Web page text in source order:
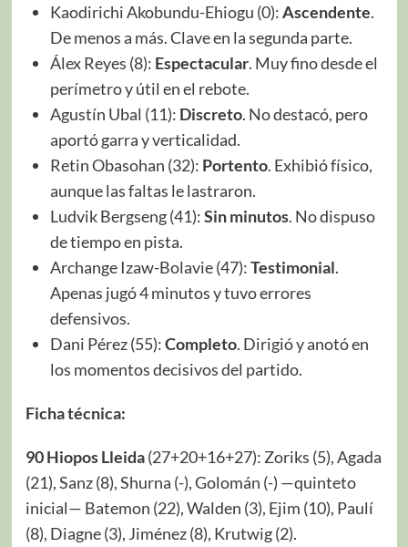
Kaodirichi Akobundu-Ehiogu (0):Ascendente.
De menos a más. Clave en la segunda parte.
Álex Reyes (8): Espectacular. Muy fino desde el
perímetro y útil en el rebote.
Agustín Ubal (11): Discreto. No destacó, pero
aportó garra y verticalidad.
Retin Obasohan (32): Portento. Exhibió físico,
aunque las faltas le lastraron.
Ludvik Bergseng (41):Sin minutos. No dispuso
de tiempo en pista.
Archange Izaw-Bolavie (47):Testimonial.
Apenas jugó 4 minutos y tuvo errores
defensivos.
Dani Pérez (55):Completo. Dirigió y anotó en
los momentos decisivos del partido.
Ficha técnica:
90 Hiopos Lleida(27+20+16+27): Zoriks (5), Agada
(21), Sanz (8), Shurna (-), Golomán (-) —quinteto
inicial— Batemon (22), Walden (3), Ejim (10), Paulí
(8), Diagne (3), Jiménez (8), Krutwig (2).